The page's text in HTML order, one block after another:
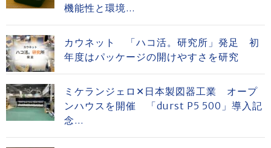
機能性と環境...
カウネット 「ハコ活。研究所」発足 初
年度はパッケージの開けやすさを研究
ミケランジェロ✕日本製図器工業 オープ
ンハウスを開催 「durst P5 500」導入記
念...